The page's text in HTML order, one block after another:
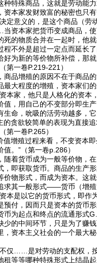
种特殊商品，这就是劳动能
资本家发财致富的秘密也只
定意义的，是这个商品（劳
资本家把货币变成商品，使
死的物质合并在一起时，他
程不外是超过一定点而延长
好为新的等价物所补偿，那
第一卷P.219-221）
商品增殖的原因不在于商品
最大程度的增殖，资本家们
本家，他只是人格化的资本
值，用自己的不变部分即生
生命，吮吸的活劳动越多，
的贪欲较简单的表现为直接
第一卷P.265）
值增殖过程来看，不变资本
值。”（第一卷p.286）
随着货币成为一般等价物，
，即获取货币。商品的生产
价物形式，而成为资本。这
求其一般形式——货币（增
本是以它的货币形式，即作
预付，因而只是资本的货币
币为起点和终点的流通形式
少的中间环节，只是为了赚
，资本主义社会的一个最大
仅……是对劳动的支配权，
租等等哪种特殊形式上结晶